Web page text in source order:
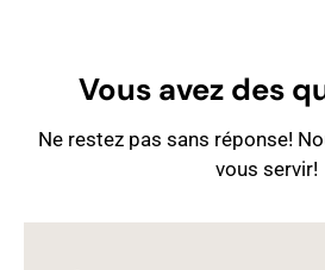
Vous avez des
Ne restez pas sans réponse!
vous servir!